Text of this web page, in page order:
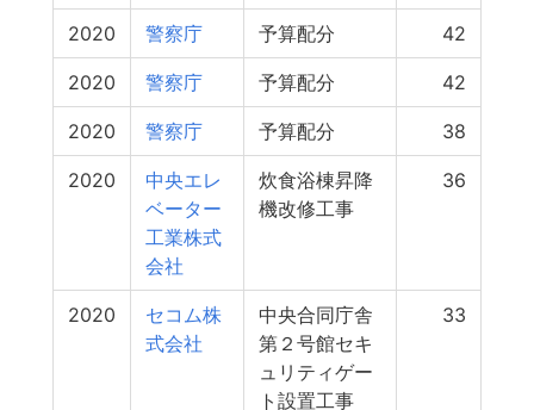
2020 警察庁 予算配分 42
2020 警察庁 予算配分 42
2020 警察庁 予算配分 38
2020
中央エレ
ベーター
工業株式
会社
炊食浴棟昇降
機改修工事
36
2020
セコム株
式会社
中央合同庁舎
第２号館セキ
ュリティゲー
ト設置工事
33